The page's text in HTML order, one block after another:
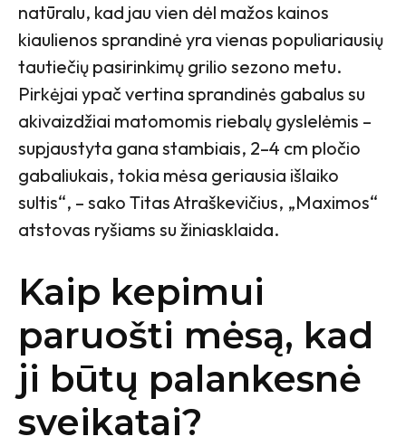
natūralu, kad jau vien dėl mažos kainos
kiaulienos sprandinė yra vienas populiariausių
tautiečių pasirinkimų grilio sezono metu.
Pirkėjai ypač vertina sprandinės gabalus su
akivaizdžiai matomomis riebalų gyslelėmis –
supjaustyta gana stambiais, 2–4 cm pločio
gabaliukais, tokia mėsa geriausia išlaiko
sultis“, – sako Titas Atraškevičius, „Maximos“
atstovas ryšiams su žiniasklaida.
Kaip kepimui
paruošti mėsą, kad
ji būtų palankesnė
sveikatai?